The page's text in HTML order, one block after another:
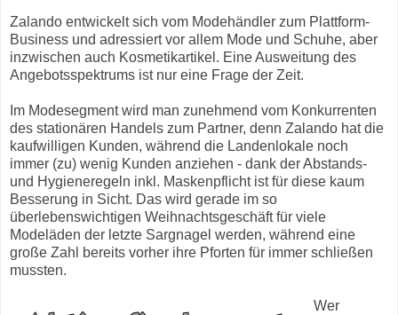
Zalando entwickelt sich vom Modehändler zum Plattform-
Business und adressiert vor allem Mode und Schuhe, aber
inzwischen auch Kosmetikartikel. Eine Ausweitung des
Angebotsspektrums ist nur eine Frage der Zeit.
Im Modesegment wird man zunehmend vom Konkurrenten
des stationären Handels zum Partner, denn Zalando hat die
kaufwilligen Kunden, während die Landenlokale noch
immer (zu) wenig Kunden anziehen - dank der Abstands-
und Hygieneregeln inkl. Maskenpflicht ist für diese kaum
Besserung in Sicht. Das wird gerade im so
überlebenswichtigen Weihnachtsgeschäft für viele
Modeläden der letzte Sargnagel werden, während eine
große Zahl bereits vorher ihre Pforten für immer schließen
mussten.
Wer